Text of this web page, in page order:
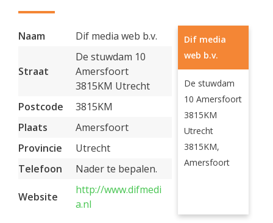
Naam Dif media web b.v.
Straat
De stuwdam 10
Amersfoort
3815KM Utrecht
Postcode
3815KM
Plaats
Amersfoort
Provincie
Utrecht
Telefoon
Nader te bepalen.
Website
http://www.difmedi
a.nl
Dif media
web b.v.
De stuwdam
10 Amersfoort
3815KM
Utrecht
3815KM,
Amersfoort